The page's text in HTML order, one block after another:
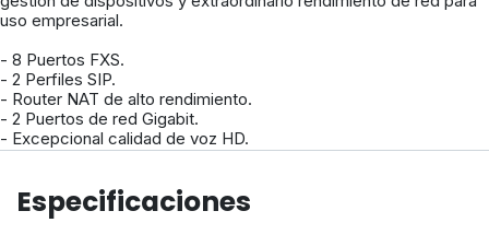
uso empresarial.
- 8 Puertos FXS.
- 2 Perfiles SIP.
- Router NAT de alto rendimiento.
- 2 Puertos de red Gigabit.
- Excepcional calidad de voz HD.
Especificaciones